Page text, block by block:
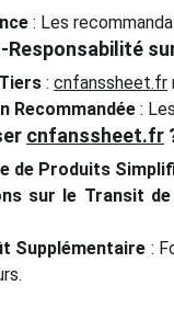
: Les
Responsabilité
: cnfanssheet.fr
Recommandée :
cnfanssheet.fr
de Produits
sur le Transit de
Supplémentaire :